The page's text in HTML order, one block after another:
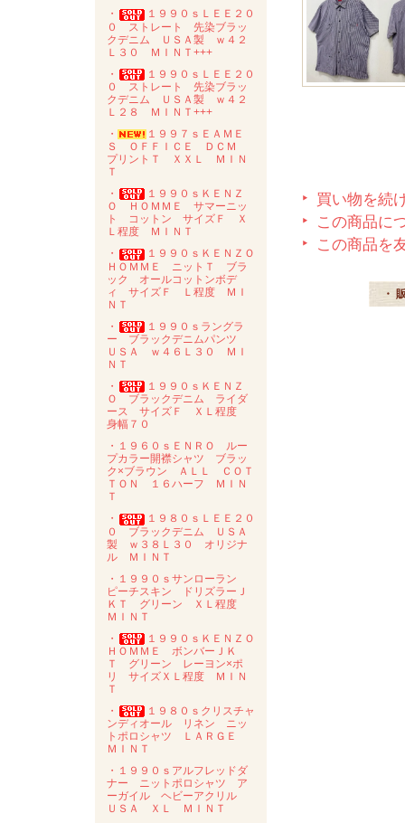
・
１９９０ｓＬＥＥ２０
０ ストレート 先染ブラッ
クデニム ＵＳＡ製 ｗ４２
Ｌ３０ ＭＩＮＴ+++
・
１９９０ｓＬＥＥ２０
０ ストレート 先染ブラッ
クデニム ＵＳＡ製 ｗ４２
Ｌ２８ ＭＩＮＴ+++
・
１９９７ｓＥＡＭＥ
Ｓ ＯＦＦＩＣＥ ＤＣＭ
プリントＴ ＸＸＬ ＭＩＮ
Ｔ
・
１９９０ｓＫＥＮＺ
Ｏ ＨＯＭＭＥ サマーニッ
ト コットン サイズＦ Ｘ
Ｌ程度 ＭＩＮＴ
・
１９９０ｓＫＥＮＺＯ
ＨＯＭＭＥ ニットＴ ブラ
ック オールコットンボデ
ィ サイズＦ Ｌ程度 ＭＩ
ＮＴ
・
１９９０ｓラングラ
ー ブラックデニムパンツ
ＵＳＡ ｗ４６Ｌ３０ ＭＩ
ＮＴ
・
１９９０ｓＫＥＮＺ
Ｏ ブラックデニム ライダ
ース サイズＦ ＸＬ程度
身幅７０
・１９６０ｓＥＮＲＯ ルー
プカラー開襟シャツ ブラッ
ク×ブラウン ＡＬＬ ＣＯＴ
ＴＯＮ １６ハーフ ＭＩＮ
Ｔ
・
１９８０ｓＬＥＥ２０
０ ブラックデニム ＵＳＡ
製 ｗ３８Ｌ３０ オリジナ
ル ＭＩＮＴ
・１９９０ｓサンローラン
ピーチスキン ドリズラーＪ
ＫＴ グリーン ＸＬ程度
ＭＩＮＴ
・
１９９０ｓＫＥＮＺＯ
ＨＯＭＭＥ ボンバーＪＫ
Ｔ グリーン レーヨン×ポ
リ サイズＸＬ程度 ＭＩＮ
Ｔ
・
１９８０ｓクリスチャ
ンディオール リネン ニッ
トポロシャツ ＬＡＲＧＥ
ＭＩＮＴ
・１９９０ｓアルフレッドダ
ナー ニットポロシャツ ア
ーガイル ヘビーアクリル
ＵＳＡ ＸＬ ＭＩＮＴ
買い物を続
この商品に
この商品を
・